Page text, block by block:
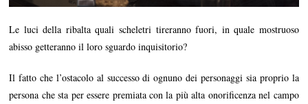
Le luci della ribalta quali scheletri tireranno fuori, in quale mostruoso
abisso getteranno il loro sguardo inquisitorio?
Il fatto che l’ostacolo al successo di ognuno dei personaggi sia proprio la
persona che sta per essere premiata con la più alta onorificenza nel campo